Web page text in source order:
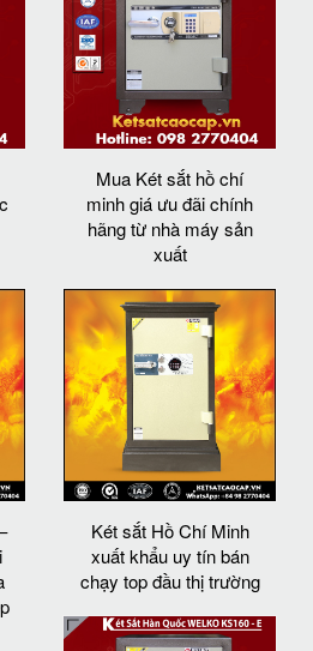
Mua Két sắt hồ chí
minh giá ưu đãi chính
hãng từ nhà máy sản
xuất
Két sắt Hồ Chí Minh
xuất khẩu uy tín bán
chạy top đầu thị trường